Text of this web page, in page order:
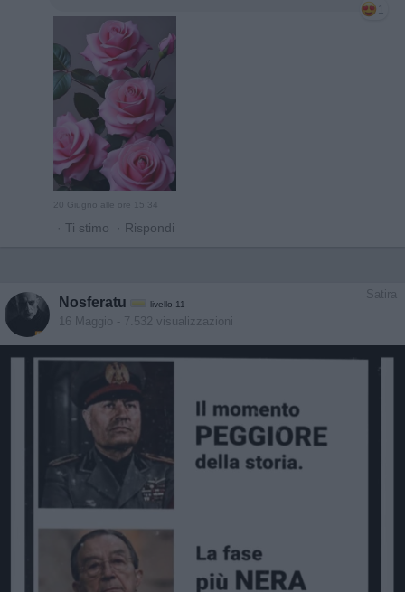
1
20 Giugno alle ore 15:34
· Ti stimo · Rispondi
Satira
Nosferatu livello 11
16 Maggio - 7.532 visualizzazioni